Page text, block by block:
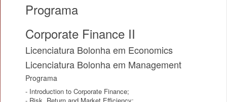
Programa
Corporate Finance II
Licenciatura Bolonha em Economics
Licenciatura Bolonha em Management
Programa
- Introduction to Corporate Finance;